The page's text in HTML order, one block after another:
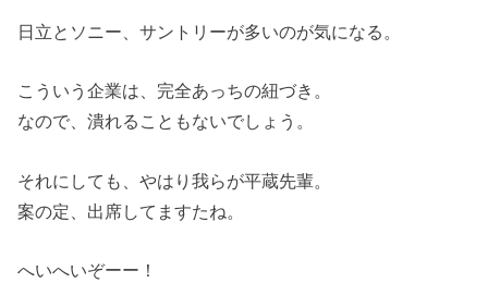
日立とソニー、サントリーが多いのが気になる。
こういう企業は、完全あっちの紐づき。
なので、潰れることもないでしょう。
それにしても、やはり我らが平蔵先輩。
案の定、出席してますたね。
へいへいぞーー！